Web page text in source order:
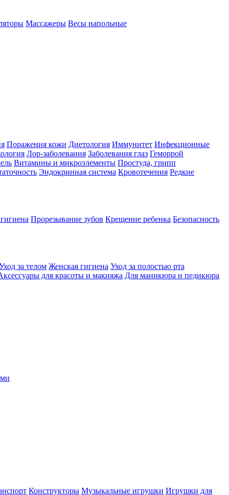
Массажеры Весы напольные
Поражения кожи Диетология Иммунитет Инфекционные
Лор-заболевания Заболевания глаз Геморрой
Витамины и микроэлементы Простуда, грипп
Эндокринная система Кровотечения Редкие
Прорезывание зубов Крещение ребенка Безопасность
за телом Женская гигиена Уход за полостью рта
для красоты и макияжа Для маникюра и педикюра
Конструкторы Музыкальные игрушки Игрушки для